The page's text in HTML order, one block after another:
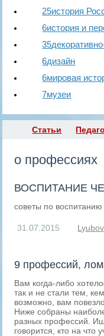
25история
6история и
35
6дизайн
6мировая
7музеи
Статьи
о профессиях
ВОСПИТАНИЕ
советы по воспитанию
31.07.2015
9 профессий,
Вам когда-либо
так и не стали тем,
возможно, вам
Ниже собраны
разных профессий.
говорится, кто на что